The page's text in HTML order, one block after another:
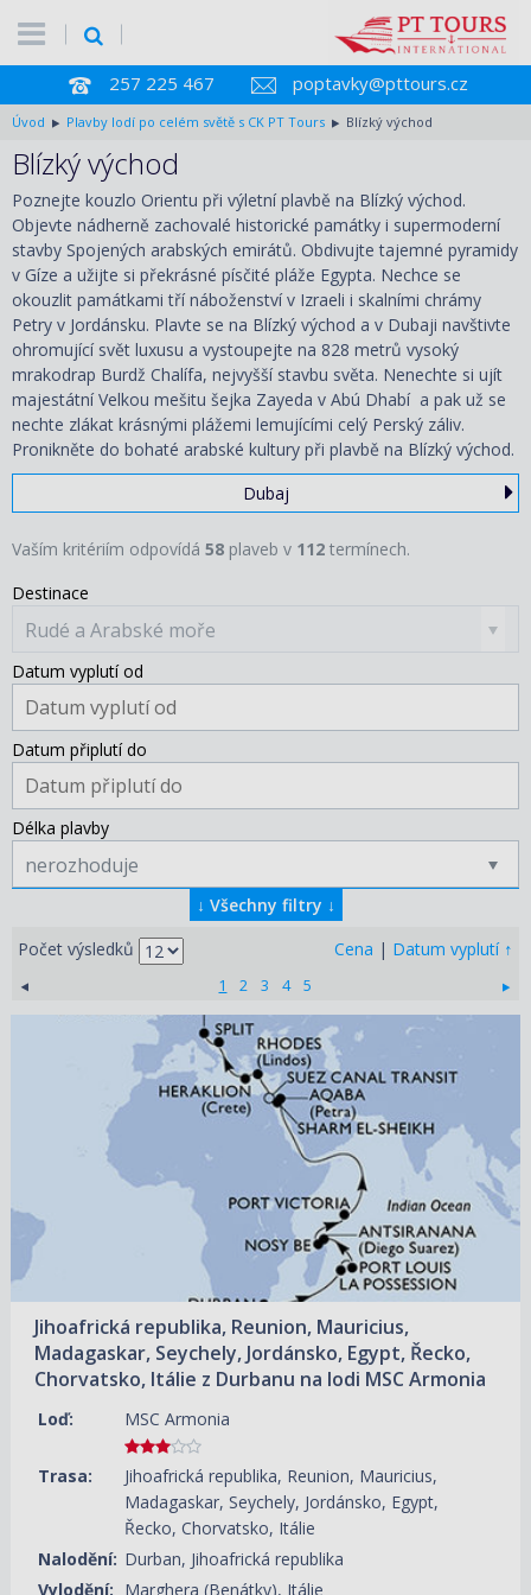
257 225 467 poptavky@pttours.cz
Úvod Plavby lodí po celém světě s CK PT Tours Blízký východ
Blízký východ
Poznejte kouzlo Orientu při výletní plavbě na Blízký východ.
Objevte nádherně zachovalé historické památky i supermoderní
stavby Spojených arabských emirátů. Obdivujte tajemné pyramidy
v Gíze a užijte si překrásné písčité pláže Egypta. Nechce se
okouzlit památkami tří náboženství v Izraeli i skalními chrámy
Petry v Jordánsku. Plavte se na Blízký východ a v Dubaji navštivte
ohromující svět luxusu a vystoupejte na 828 metrů vysoký
mrakodrap Burdž Chalífa, nejvyšší stavbu světa. Nenechte si ujít
majestátní Velkou mešitu šejka Zayeda v Abú Dhabí a pak už se
nechte zlákat krásnými plážemi lemujícími celý Perský záliv.
Pronikněte do bohaté arabské kultury při plavbě na Blízký východ.
Dubaj
Vaším kritériím odpovídá 58 plaveb v 112 termínech.
Destinace
Rudé a Arabské moře
Datum vyplutí od
Datum připlutí do
Délka plavby
nerozhoduje
↓ Všechny filtry ↓
Cena | Datum vyplutí ↑
Počet výsledků
1 2 3 4 5
Jihoafrická republika, Reunion, Mauricius,
Madagaskar, Seychely, Jordánsko, Egypt, Řecko,
Chorvatsko, Itálie z Durbanu na lodi MSC Armonia
Loď: MSC Armonia
Trasa:
Jihoafrická republika, Reunion, Mauricius,
Madagaskar, Seychely, Jordánsko, Egypt,
Řecko, Chorvatsko, Itálie
Nalodění: Durban, Jihoafrická republika
Vylodění: Marghera (Benátky), Itálie
ZOBRAZIT DETAIL
01.04.2027 – 27.04.2027
45 470 KČ/OS.
(1 879 €)